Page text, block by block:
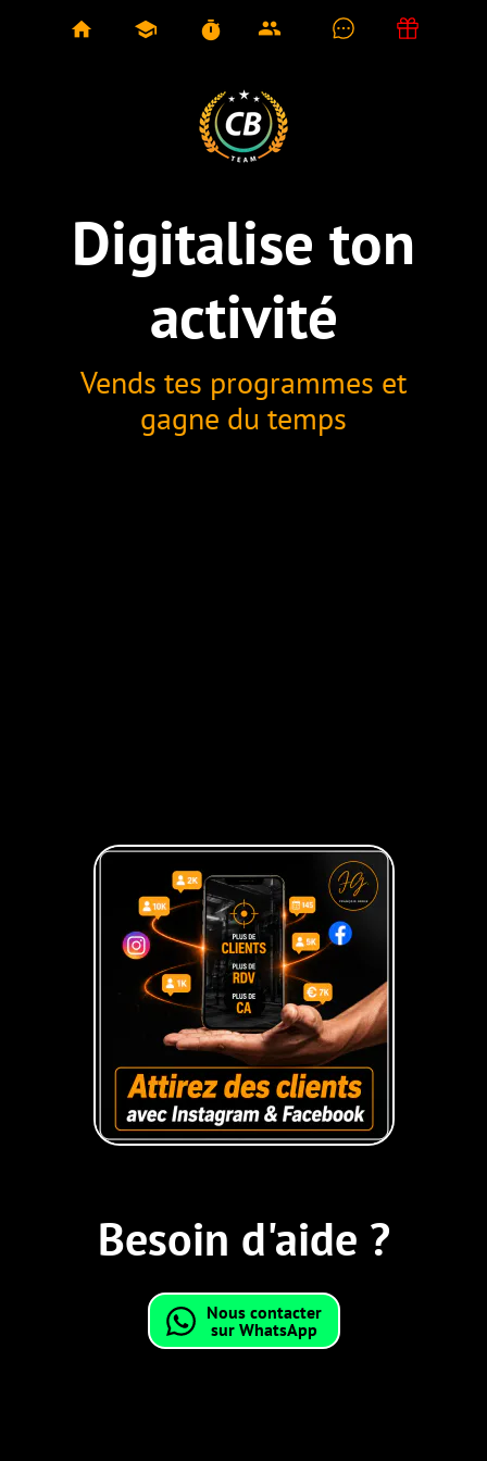
school
home group
timer
Digitalise ton
activité
Vends tes programmes et
gagne du temps
Besoin d'aide ?
Nous contacter
sur WhatsApp